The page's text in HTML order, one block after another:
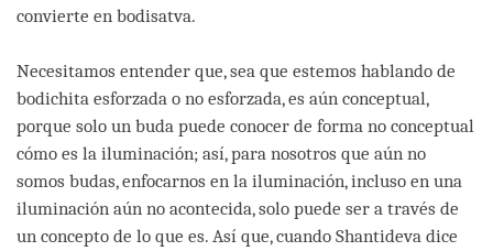
convierte en bodisatva.
Necesitamos entender que, sea que estemos hablando de
bodichita esforzada o no esforzada, es aún conceptual,
porque solo un buda puede conocer de forma no conceptual
cómo es la iluminación; así, para nosotros que aún no
somos budas, enfocarnos en la iluminación, incluso en una
iluminación aún no acontecida, solo puede ser a través de
un concepto de lo que es. Así que, cuando Shantideva dice